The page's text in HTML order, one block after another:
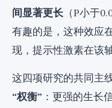
间显著更长 （P小于
有趣的是，这种效应
现，提示性激素在该
这四项研究的共同主
“权衡” ：更强的生长